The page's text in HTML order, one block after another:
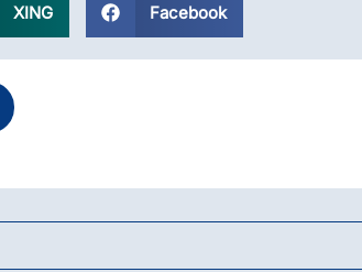
XING Facebook